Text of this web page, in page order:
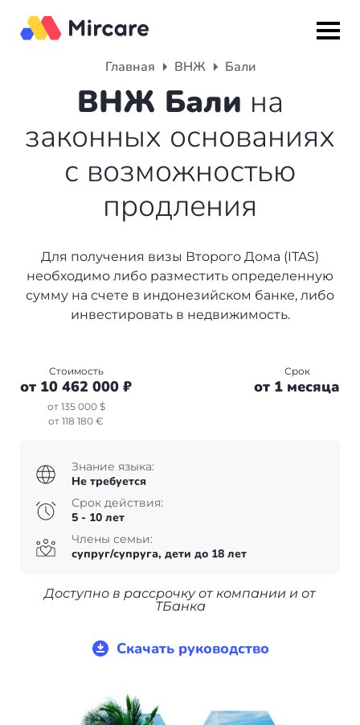
Главная ВНЖ Бали
ВНЖ Бали на
законных основаниях
с возможностью
продления
Для получения визы Второго Дома (ITAS)
необходимо либо разместить определенную
сумму на счете в индонезийском банке, либо
инвестировать в недвижимость.
Знание языка:
Не требуется
Срок действия:
5 - 10 лет
Члены семьи:
супруг/супруга, дети до 18 лет
Стоимость
от 10 462 000 ₽
от 135 000 $
от 118 180 €
Срок
от 1 месяца
Доступно в рассрочку от компании и от
ТБанка
Скачать руководство
Гражданство
Испания
Турция
Болгария
Венгрия
Америка
Аргентина
Другие страны
Вануату
ВНЖ
Великобритания
Португалия
Франция
Испания
Венгрия
Турция
Люксембург
Черногория
Финляндия
Германия
О компании
Подбор программы
Партнерская программа
Вакансии
О нас
Пишем в СМИ
Отзывы
+7(499)938-68-05
Whatsapp